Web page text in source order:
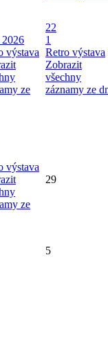
výstava
ze
22
1
Retro výstava
Zobrazit
všechny
záznamy ze
výstava
ze
29
5